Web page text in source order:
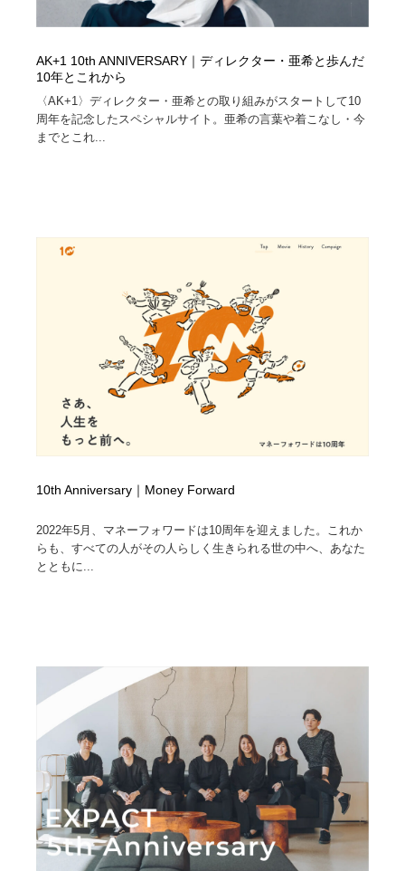
AK+1 10th ANNIVERSARY｜ディレクター・亜希と歩んだ
10年とこれから
〈AK+1〉ディレクター・亜希との取り組みがスタートして10
周年を記念したスペシャルサイト。亜希の言葉や着こなし・今
までとこれ...
10th Anniversary｜Money Forward
2022年5月、マネーフォワードは10周年を迎えました。これか
らも、すべての人がその人らしく生きられる世の中へ、あなた
とともに...